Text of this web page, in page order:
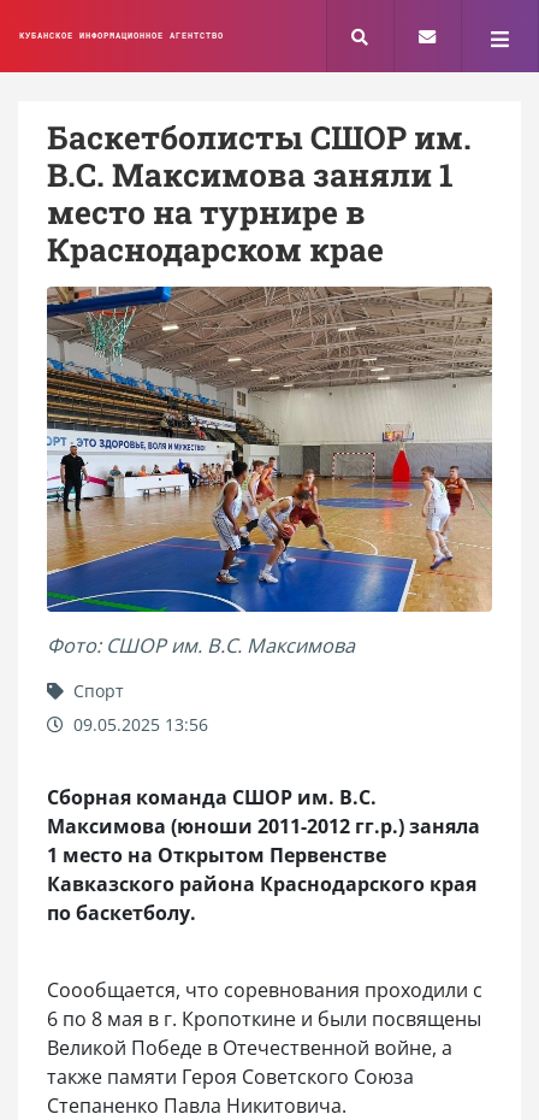
КУБАНСКОЕ ИНФОРМАЦИОННОЕ АГЕНТСТВО
Баскетболисты СШОР им.
В.С. Максимова заняли 1
место на турнире в
Краснодарском крае
Фото: СШОР им. В.С. Максимова
Спорт
09.05.2025 13:56
Сборная команда СШОР им. В.С.
Максимова (юноши 2011-2012 гг.р.) заняла
1 место на Открытом Первенстве
Кавказского района Краснодарского края
по баскетболу.
Соообщается, что соревнования проходили с
6 по 8 мая в г. Кропоткине и были посвящены
Великой Победе в Отечественной войне, а
также памяти Героя Советского Союза
Степаненко Павла Никитовича.